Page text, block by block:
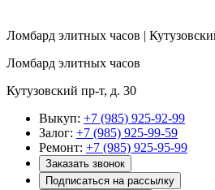
Ломбард элитных часов |
Ломбард элитных часов
Кутузовский пр-т, д. 30
Выкуп: +7 (985) 925-92-99
Залог: +7 (985) 925-99-59
Ремонт: +7 (985) 925-95-99
Заказать звонок
Подписаться на рассылку